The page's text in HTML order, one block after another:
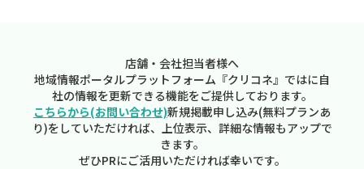
店舗・会社担当者様へ
地域情報ポータルプラットフォーム『クリコネ』ではに自
社の情報を更新できる機能をご提供しております。
こちらから(お問い合わせ)新規掲載申し込み(無料プランあ
り)をしていただければ、上位表示、詳細な情報もアップで
きます。
ぜひPRにご活用いただければ幸いです。